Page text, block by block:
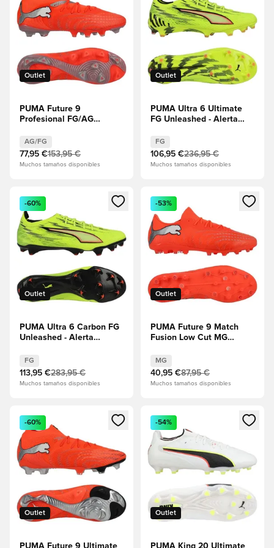
Outlet
PUMA Future 9
Profesional FG/AG
resplandeciente/PUMA
White/PUMA Negro/Puma
Plata
AG/FG
77,95 €153,95 €
Muchos tamaños disponibles
Outlet
PUMA Ultra 6 Ultimate
FG Unleashed - Alerta
Negro/Rojo
resplandeciente/Lima
Squeeze
FG
106,95 €236,95 €
Muchos tamaños disponibles
Abre un modal para iniciar sesión o registrarse como
Outlet
-60%
PUMA Ultra 6 Carbon FG
Unleashed - Alerta
Negro/Rojo
resplandeciente/Lima
Squeeze
FG
113,95 €283,95 €
Muchos tamaños disponibles
Abre un modal para iniciar
Outlet
-53%
PUMA Future 9 Match
Fusion Low Cut MG
resplandeciente/PUMA
White/PUMA Negro/Puma
Plata
MG
40,95 €87,95 €
Muchos tamaños disponibles
Abre un modal para iniciar sesión o registrarse como
Outlet
-60%
PUMA Future 9 Ultimate
Abre un modal para iniciar
Outlet
-54%
PUMA King 20 Ultimate